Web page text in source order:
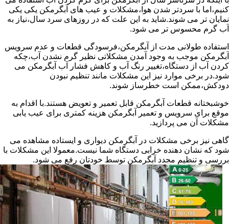
کنیم،اما با سردتر شدن هوا،مشکلات و عیب های آبگرمکن یکی یکی
نمایان تر می شوند.شاید به این علت که در روزهای سرد سال،نیاز به
آب گرم محسوس تر می شود.
استفاده طولانی مدت از آبگرمکن،فرسودگی قطعات و عدم سرویس
آبگرمکن موجب به وجود آمدن مشکلاتی نظیر گرم نشدن آب،چکه
کردن آب از دستگاه،تغییر رنگ آب و کاهش فشار آب آبگرمکن می
شود.در برخی موارد نیز این مشکلات مانند تنظیم نبودن
دودکش،ممکن است خطرساز شوند.
خوشبختانه قطعات آبگرمکن قابل تعمیر و تعویض هستند.با اقدام به
موقع برای سرویس و تعمیر آبگرمکن هزینه کمتری برای عیب یابی
مشکلات آن می پردازید.
گاهی نیز برخی مشکلات در آبگرمکن دیواری و ایستاده مشاهده می
شود که نشان دهنده خرابی دستگاه شما نیست.معمولا این مشکلات با
بررسی و تنظیم مجدد آبگرمکن توسط خودتان رفع می شود.